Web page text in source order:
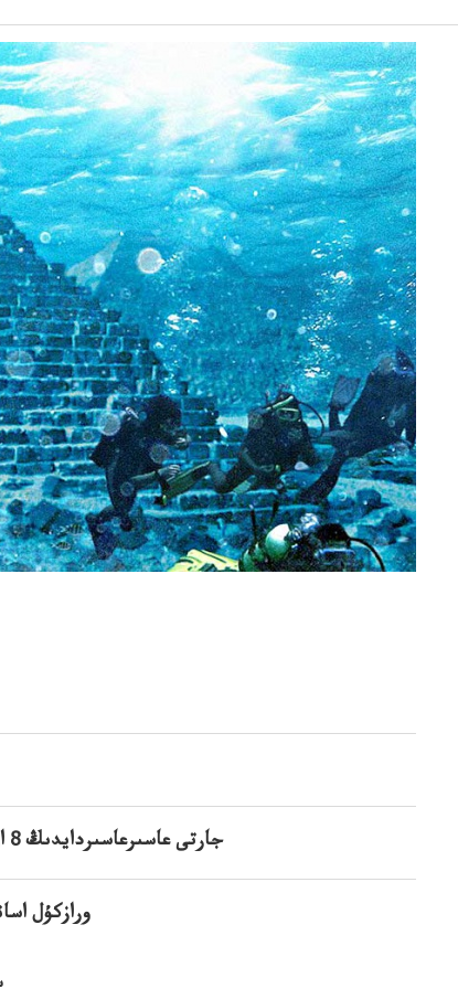
جارتى عاسىرعاسىردايدىڭ 8 ارەسەيدىڭلىعىمەن س8 ايماعىا قالادتولىعىمەنسۋاستىنداقالادى
ورازكۇل